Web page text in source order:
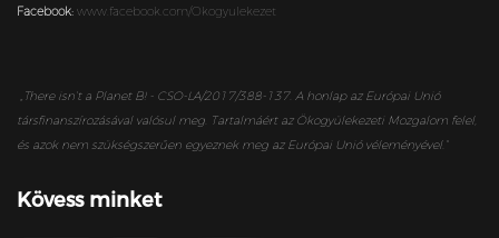
Facebook: www.facebook.com/Okogyulekezet
„ There isn’t a Planet B! - CSO-LA/2017/388-137. A honlap az Európai Unió
társfinanszírozásával valósul meg. Tartalmáért az Ökogyülekezeti Mozgalom felel,
és azok nem szükségszerűen egyeznek meg az Európai Unió véleményével.”
Kövess minket